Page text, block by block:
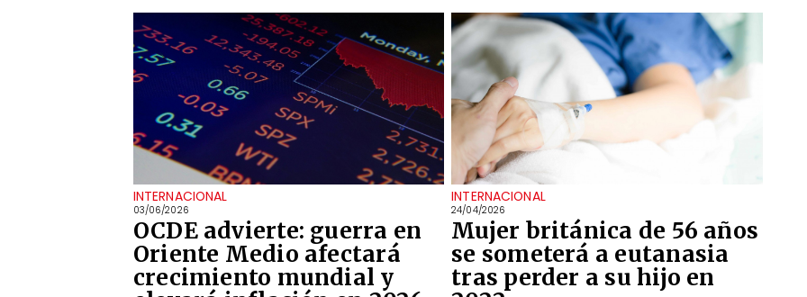
INTERNACIONAL
03/06/2026
OCDE advierte: guerra en
Oriente Medio afectará
crecimiento mundial y
INTERNACIONAL
24/04/2026
Mujer británica de 56 años
se someterá a eutanasia
tras perder a su hijo en